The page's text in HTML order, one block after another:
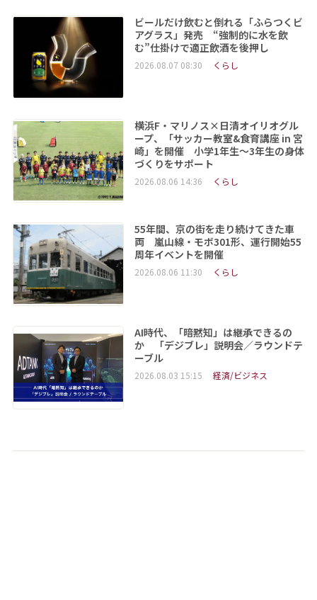
ビールだけ飲むと倒れる「ふらつくビ
アグラス」発売 “強制的に水を飲
む”仕掛けで適正飲酒を後押し
2026.08.07 08:30 くらし
横浜F・マリノス×日清オイリオグル
ープ、「サッカー教室&食育講座 in 宮
崎」を開催 小学1年生～3年生の身体
づくりをサポート
2026.08.06 14:36 くらし
55年間、京の街を走り続けてきた車
両 嵐山線・モボ301形、運行開始55
周年イベントを開催
2026.08.06 11:30 くらし
AI時代、「暗黙知」は継承できるの
か 「デジブレ」説明会／ラウンドテ
ーブル
2026.08.03 15:15 経済/ビジネス